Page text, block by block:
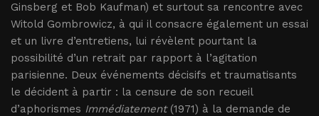
Ginsberg et Bob Kaufman) et surtout sa rencontre avec
Witold Gombrowicz, à qui il consacre également un essai
et un livre d’entretiens, lui révèlent pourtant la
possibilité d’un retrait par rapport à l’agitation
parisienne. Deux événements décisifs et traumatisants
le décident à partir : la censure de son recueil
d’aphorismes Immédiatement(1971) à la demande de